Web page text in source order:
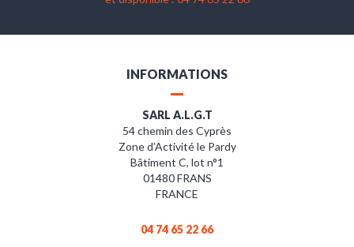
INFORMATIONS
SARL A.L.G.T
54 chemin des Cyprès
Zone d’Activité le Pardy
Bâtiment C, lot n°1
01480 FRANS
FRANCE
04 74 65 22 66